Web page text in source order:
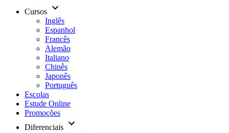
Cursos keyboard_arrow_down
Inglês
Espanhol
Francês
Alemão
Italiano
Chinês
Japonês
Português
Escolas
Estude Online
Promoções
Diferenciais keyboard_arrow_down